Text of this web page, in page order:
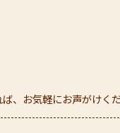
、お気軽にお声がけく